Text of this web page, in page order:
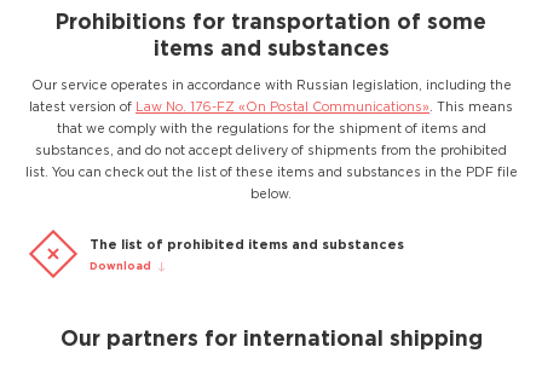
Prohibitions for transportation of some
items and substances
Our service operates in accordance with Russian legislation, including the
latest version of Law No. 176-FZ «On Postal Communications» . This means
that we comply with the regulations for the shipment of items and
substances, and do not accept delivery of shipments from the prohibited
list. You can check out the list of these items and substances in the PDF file
below.
The list of prohibited items and substances
Download
Our partners for international shipping